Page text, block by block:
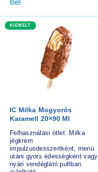
be!
KIEMELT
IC Milka Mogyorós
Karamell 20×90 Ml
Felhasználási ötlet: Milka
jégkrém
impulzusdesszertként, menü
utáni gyors édességként vagy
nyári vendéglátó pultban